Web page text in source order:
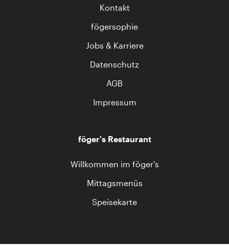
Kontakt
fögersophie
Jobs & Karriere
Datenschutz
AGB
Impressum
föger's Restaurant
Willkommen im föger's
Mittagsmenüs
Speisekarte